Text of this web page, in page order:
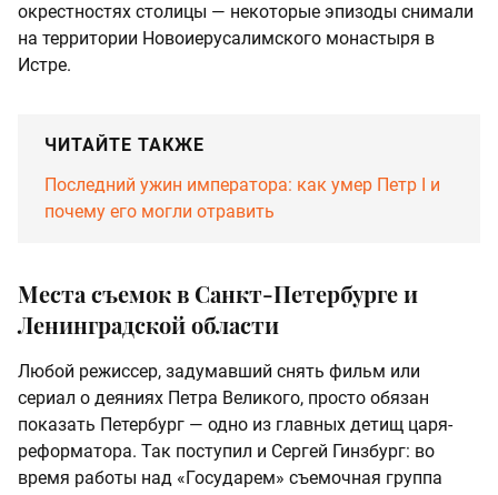
окрестностях столицы — некоторые эпизоды снимали
на территории Новоиерусалимского монастыря в
Истре.
ЧИТАЙТЕ ТАКЖЕ
Последний ужин императора: как умер Петр I и
почему его могли отравить
Места съемок в Санкт-Петербурге и
Ленинградской области
Любой режиссер, задумавший снять фильм или
сериал о деяниях Петра Великого, просто обязан
показать Петербург — одно из главных детищ царя-
реформатора. Так поступил и Сергей Гинзбург: во
время работы над «Государем» съемочная группа